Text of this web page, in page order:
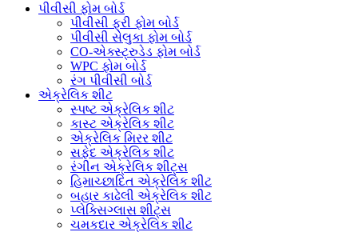
પીવીસી ફોમ બોર્ડ
પીવીસી ફ્રી ફોમ બોર્ડ
પીવીસી સેલુકા ફોમ બોર્ડ
CO-એક્સ્ટ્રુડેડ ફોમ બોર્ડ
WPC ફોમ બોર્ડ
રંગ પીવીસી બોર્ડ
એક્રેલિક શીટ
સ્પષ્ટ એક્રેલિક શીટ
કાસ્ટ એક્રેલિક શીટ
એક્રેલિક મિરર શીટ
સફેદ એક્રેલિક શીટ
રંગીન એક્રેલિક શીટ્સ
હિમાચ્છાદિત એક્રેલિક શીટ
બહાર કાઢેલી એક્રેલિક શીટ
પ્લેક્સિગ્લાસ શીટ્સ
ચમકદાર એક્રેલિક શીટ